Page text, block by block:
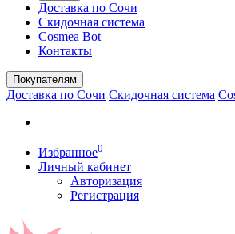
Доставка по Сочи
Скидочная система
Cosmea Bot
Контакты
Покупателям
Доставка по Сочи Скидочная система
Избранное0
Личный кабинет
Авторизация
Регистрация